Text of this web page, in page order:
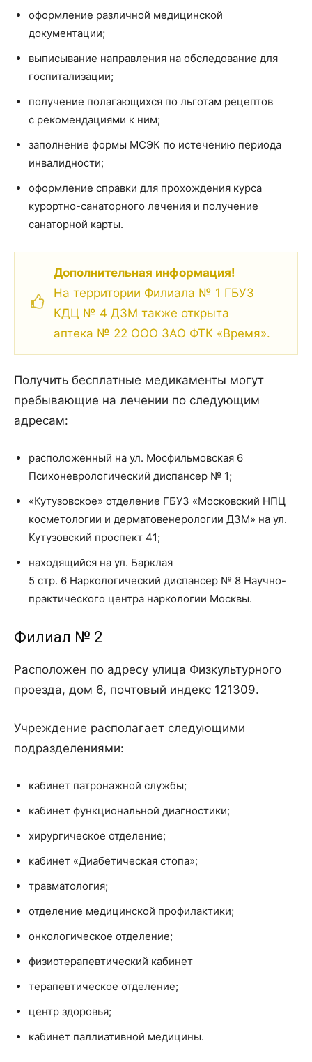
оформление различной медицинской
документации;
выписывание направления на обследование для
госпитализации;
получение полагающихся по льготам рецептов
с рекомендациями к ним;
заполнение формы МСЭК по истечению периода
инвалидности;
оформление справки для прохождения курса
курортно-санаторного лечения и получение
санаторной карты.
Дополнительная информация!
На территории Филиала № 1 ГБУЗ
КДЦ № 4 ДЗМ также открыта
аптека № 22 ООО ЗАО ФТК «Время».
Получить бесплатные медикаменты могут
пребывающие на лечении по следующим
адресам:
расположенный на ул. Мосфильмовская 6
Психоневрологический диспансер № 1;
«Кутузовское» отделение ГБУЗ «Московский НПЦ
косметологии и дерматовенерологии ДЗМ» на ул.
Кутузовский проспект 41;
находящийся на ул. Барклая
5 стр. 6 Наркологический диспансер № 8 Научно-
практического центра наркологии Москвы.
Филиал № 2
Расположен по адресу улица Физкультурного
проезда, дом 6, почтовый индекс 121309.
Учреждение располагает следующими
подразделениями:
кабинет патронажной службы;
кабинет функциональной диагностики;
хирургическое отделение;
кабинет «Диабетическая стопа»;
травматология;
отделение медицинской профилактики;
онкологическое отделение;
физиотерапевтический кабинет
терапевтическое отделение;
центр здоровья;
кабинет паллиативной медицины.